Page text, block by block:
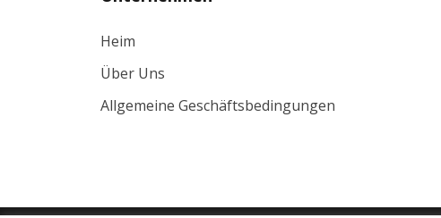
Heim
Über Uns
Allgemeine Geschäftsbedingungen